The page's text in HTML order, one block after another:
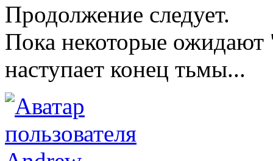
Продолжение следует.
Пока некоторые ожидают
наступает конец тьмы...